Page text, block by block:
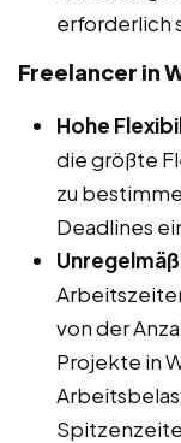
erforderlich
Freelancer in
Hohe
die größte
zu
Deadlines
von der
Projekte in